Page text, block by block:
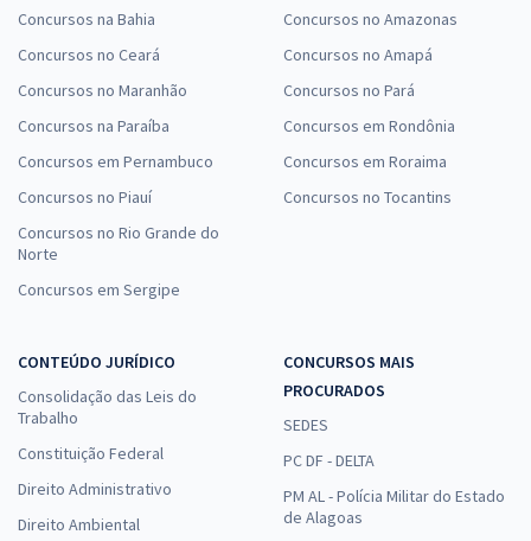
Concursos na Bahia
Concursos no Ceará
Concursos no Maranhão
Concursos na Paraíba
Concursos em Pernambuco
Concursos no Piauí
Concursos no Rio Grande do
Norte
Concursos em Sergipe
Concursos no Amazonas
Concursos no Amapá
Concursos no Pará
Concursos em Rondônia
Concursos em Roraima
Concursos no Tocantins
CONTEÚDO JURÍDICO
Consolidação das Leis do
Trabalho
Constituição Federal
Direito Administrativo
Direito Ambiental
CONCURSOS MAIS
PROCURADOS
SEDES
PC DF - DELTA
PM AL - Polícia Militar do Estado
de Alagoas